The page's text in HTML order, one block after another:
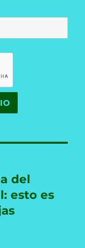
del
esto es